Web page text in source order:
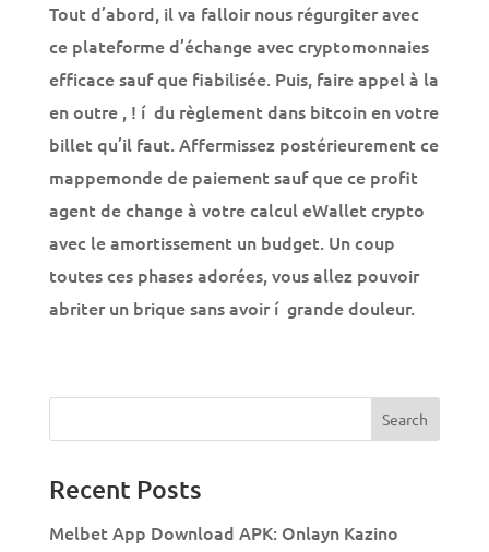
Tout d’abord, il va falloir nous régurgiter avec
ce plateforme d’échange avec cryptomonnaies
efficace sauf que fiabilisée. Puis, faire appel à la
en outre , ! í du règlement dans bitcoin en votre
billet qu’il faut. Affermissez postérieurement ce
mappemonde de paiement sauf que ce profit
agent de change à votre calcul eWallet crypto
avec le amortissement un budget. Un coup
toutes ces phases adorées, vous allez pouvoir
abriter un brique sans avoir í grande douleur.
Recent Posts
Melbet App Download APK: Onlayn Kazino